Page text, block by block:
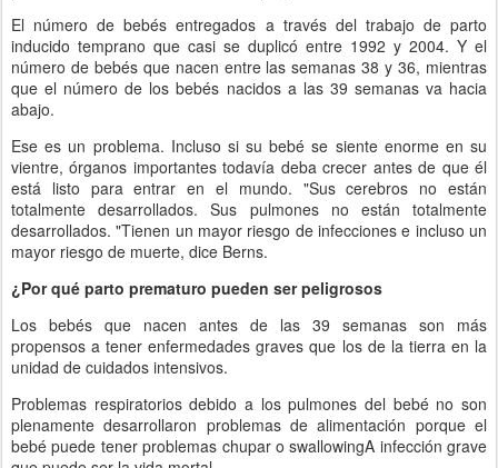
El número de bebés entregados a través del trabajo de parto
inducido temprano que casi se duplicó entre 1992 y 2004. Y el
número de bebés que nacen entre las semanas 38 y 36, mientras
que el número de los bebés nacidos a las 39 semanas va hacia
abajo.
Ese es un problema. Incluso si su bebé se siente enorme en su
vientre, órganos importantes todavía deba crecer antes de que él
está listo para entrar en el mundo. "Sus cerebros no están
totalmente desarrollados. Sus pulmones no están totalmente
desarrollados. "Tienen un mayor riesgo de infecciones e incluso un
mayor riesgo de muerte, dice Berns.
¿Por qué parto prematuro pueden ser peligrosos
Los bebés que nacen antes de las 39 semanas son más
propensos a tener enfermedades graves que los de la tierra en la
unidad de cuidados intensivos.
Problemas respiratorios debido a los pulmones del bebé no son
plenamente desarrollaron problemas de alimentación porque el
bebé puede tener problemas chupar o swallowingA infección grave